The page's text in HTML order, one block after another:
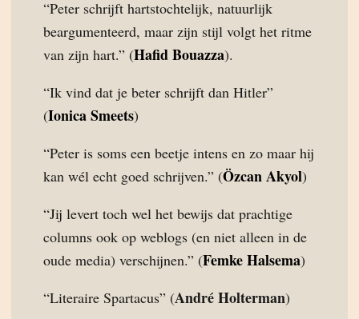
“Peter schrijft hartstochtelijk, natuurlijk
beargumenteerd, maar zijn stijl volgt het ritme
van zijn hart.” (Hafid Bouazza).
“Ik vind dat je beter schrijft dan Hitler”
(Ionica Smeets)
“Peter is soms een beetje intens en zo maar hij
kan wél echt goed schrijven.” (Özcan Akyol)
“Jij levert toch wel het bewijs dat prachtige
columns ook op weblogs (en niet alleen in de
oude media) verschijnen.” (Femke Halsema)
“Literaire Spartacus” (André Holterman)